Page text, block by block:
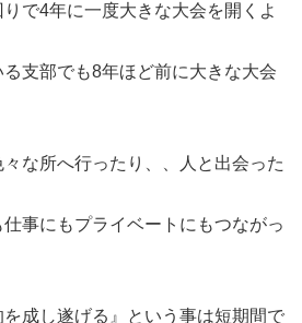
で4年に一度大きな大会を開くよ
支部でも8年ほど前に大きな大会
な所へ行ったり、、人と出会った
事にもプライベートにもつながっ
成し遂げる』という事は短期間で